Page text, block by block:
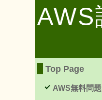
AWS
Top Page
AWS無料問